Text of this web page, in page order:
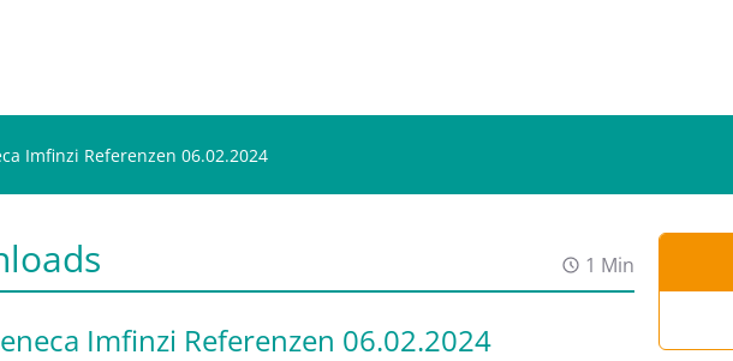
Imfinzi Referenzen 06.02.2024
1 Min
Imfinzi Referenzen 06.02.2024